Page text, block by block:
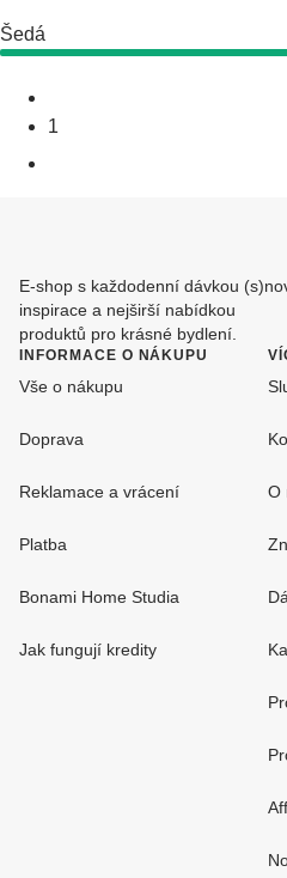
Šedá
1
E-shop s každodenní dávkou
inspirace a nejširší nabídkou
produktů pro krásné bydlení.
INFORMACE O NÁKUPU
Vše o nákupu
Doprava
Reklamace a vrácení
Platba
Bonami Home Studia
Jak fungují kredity
O